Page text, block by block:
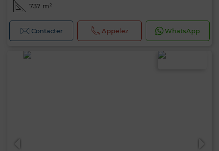
737 m²
Contacter Appelez WhatsApp